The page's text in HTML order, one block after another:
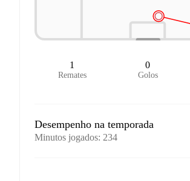
1
Remates
0
Golos
Desempenho na temporada
Minutos jogados: 234